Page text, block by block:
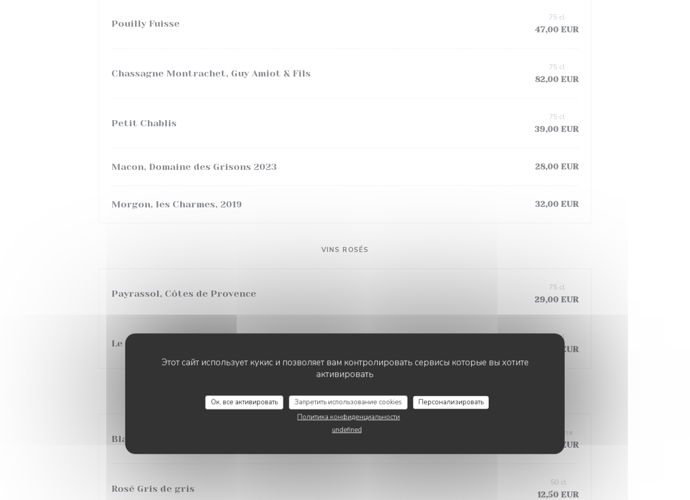
Этот сайт использует кукис и позволяет вам контролировать сервисы которые вы хотите
активировать
Ок, все активировать Запретить использование cookies
Персонализировать
Политика конфиденциальности
undefined
Pouilly Fuisse
47,00 EUR
75 cl
Chassagne Montrachet, Guy Amiot & Fils
82,00 EUR
75 cl
Petit Chablis
39,00 EUR
75 cl
Macon, Domaine des Grisons 2023 28,00 EUR
Morgon, les Charmes, 2019 32,00 EUR
VINS ROSÉS
Payrassol, Côtes de Provence
29,00 EUR
75 cl
Le coq de l'arlequin, pays d'oc
26,00 EUR
75 cl
LES POTS
Blanc de Paradis
5,00 EUR
Le verre
Rosé Gris de gris
12,50 EUR
50 cl
LE CHALET DE NEUILLY